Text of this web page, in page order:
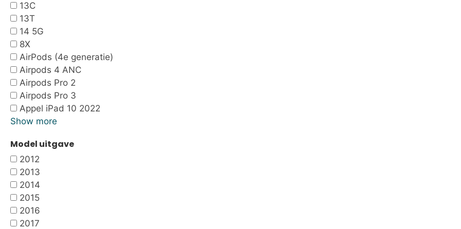
13C
13T
14 5G
8X
AirPods (4e generatie)
Airpods 4 ANC
Airpods Pro 2
Airpods Pro 3
Appel iPad 10 2022
Show more
Model uitgave
2012
2013
2014
2015
2016
2017